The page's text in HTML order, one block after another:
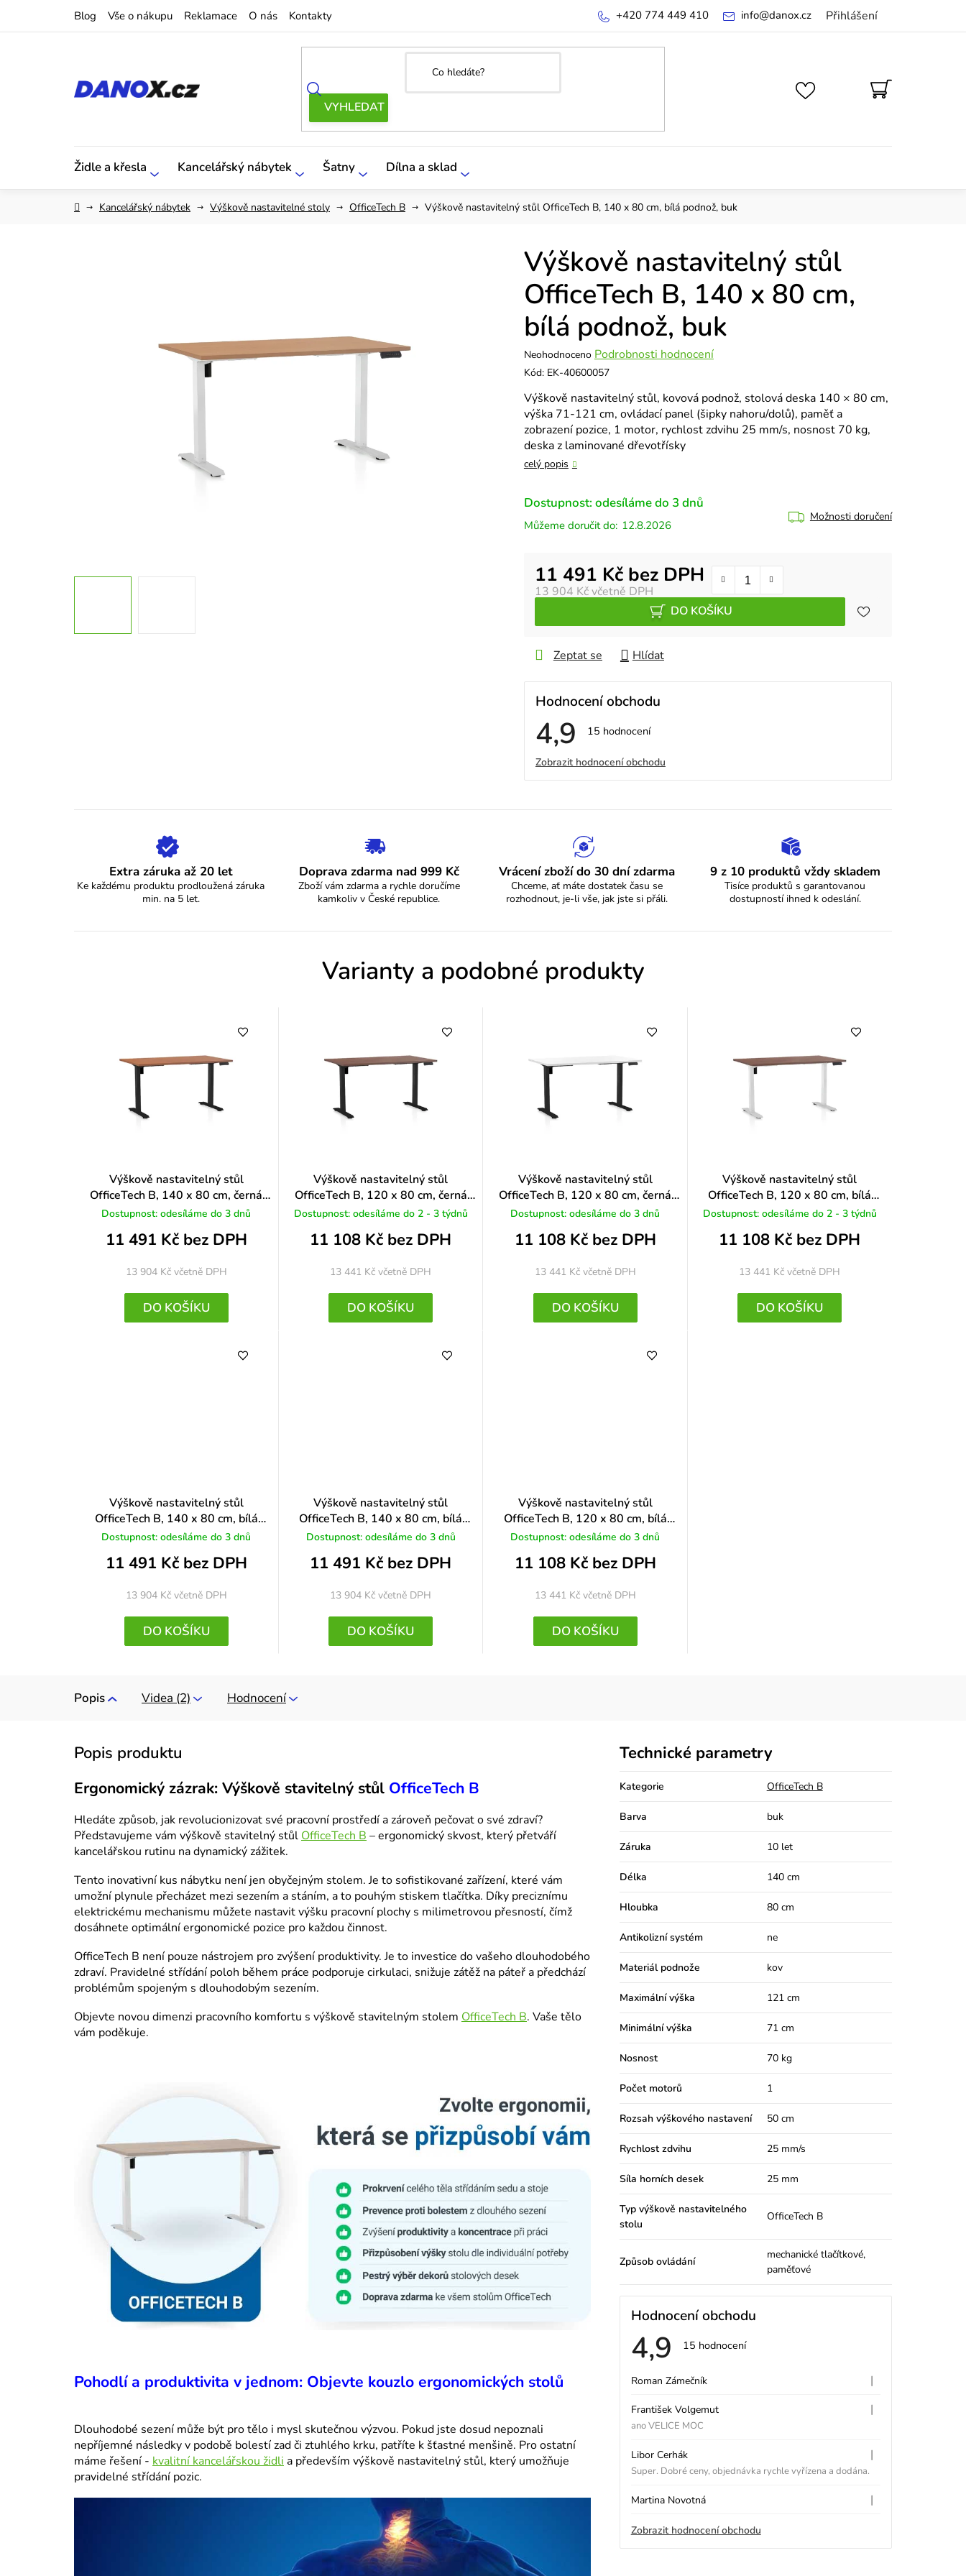
Blog Vše o nákupu Reklamace O nás Kontakty Přihlášení
info@danox.cz
+420 774 449 410
NÁKUPNÍ
KOŠÍK
Židle a křesla Kancelářský nábytek Šatny Dílna a sklad
DomůKancelářský nábytek Výškově nastavitelné stoly OfficeTech B Výškově nastavitelný stůl OfficeTech B, 140 x 80 cm, bílá podnož, buk
Výškově nastavitelný stůl
OfficeTech B, 140 x 80 cm,
bílá podnož, buk
Průměrné
hodnocení
je
0,0
z
5
hvězdiček.
Neohodnoceno Podrobnosti hodnocení
Kód: EK-40600057
Výškově nastavitelný stůl, kovová podnož, stolová deska 140 × 80 cm,
výška 71-121 cm, ovládací panel (šipky nahoru/dolů), paměť a
zobrazení pozice, 1 motor, rychlost zdvihu 25 mm/s, nosnost 70 kg,
deska z laminované dřevotřísky
celý popis
Dostupnost: odesíláme do 3 dnů
12.8.2026
Možnosti doručení
13 904 Kčvčetně DPH
11 491 Kč bez DPH
Měrná cena:
DO KOŠÍKU
Zeptat se Hlídat
Hodnocení obchodu
4,9 Průměrné
obchodu
je
4,9
hvězdiček.
15 hodnocení
V
ý
p
s
h
o
d
n
e
n
Zobrazit hodnocení obchodu
Extra záruka až 20 let
Ke každému produktu prodloužená záruka
min. na 5 let.
Doprava zdarma nad 999 Kč
Zboží vám zdarma a rychle doručíme
kamkoliv v České republice.
Vrácení zboží do 30 dní zdarma
Chceme, ať máte dostatek času se
rozhodnout, je-li vše, jak jste si přáli.
9 z 10 produktů vždy skladem
Tisíce produktů s garantovanou
dostupností ihned k odeslání.
Varianty a podobné produkty
Výškově nastavitelný stůl
OfficeTech B, 140 x 80 cm, černá
podnož, třešeň
Dostupnost: odesíláme do 3 dnů
11 491 Kč bez DPH
13 904 Kč včetně DPH
DO KOŠÍKU
Výškově nastavitelný stůl
OfficeTech B, 120 x 80 cm, černá
podnož, ořech
Dostupnost: odesíláme do 2 - 3 týdnů
11 108 Kč bez DPH
13 441 Kčvčetně DPH
DO KOŠÍKU
Výškově nastavitelný stůl
OfficeTech B, 120 x 80 cm, černá
podnož, bílá
Dostupnost: odesíláme do 3 dnů
11 108 Kč bez DPH
13 441 Kč včetně DPH
DO KOŠÍKU
Výškově nastavitelný stůl
OfficeTech B, 120 x 80 cm, bílá
podnož, ořech
Dostupnost: odesíláme do 2 - 3 týdnů
11 108 Kč bez DPH
13 441 Kčvčetně DPH
DO KOŠÍKU
Výškově nastavitelný stůl
OfficeTech B, 140 x 80 cm, bílá
podnož, dub
Dostupnost: odesíláme do 3 dnů
11 491 Kč bez DPH
13 904 Kč včetně DPH
DO KOŠÍKU
Výškově nastavitelný stůl
OfficeTech B, 140 x 80 cm, bílá
podnož, světle šedá
Dostupnost: odesíláme do 3 dnů
11 491 Kč bez DPH
13 904 Kčvčetně DPH
DO KOŠÍKU
Výškově nastavitelný stůl
OfficeTech B, 120 x 80 cm, bílá
podnož, bílá
Dostupnost: odesíláme do 3 dnů
11 108 Kč bez DPH
13 441 Kč včetně DPH
DO KOŠÍKU
Popis Videa (2) Hodnocení
Ergonomický zázrak: Výškově stavitelný stůl OfficeTech B
Hledáte způsob, jak revolucionizovat své pracovní prostředí a zároveň pečovat o své zdraví?
Představujeme vám výškově stavitelný stůl OfficeTech B – ergonomický skvost, který přetváří
kancelářskou rutinu na dynamický zážitek.
Tento inovativní kus nábytku není jen obyčejným stolem. Je to sofistikované zařízení, které vám
umožní plynule přecházet mezi sezením a stáním, a to pouhým stiskem tlačítka. Díky preciznímu
elektrickému mechanismu můžete nastavit výšku pracovní plochy s milimetrovou přesností, čímž
dosáhnete optimální ergonomické pozice pro každou činnost.
OfficeTech B není pouze nástrojem pro zvýšení produktivity. Je to investice do vašeho dlouhodobého
zdraví. Pravidelné střídání poloh během práce podporuje cirkulaci, snižuje zátěž na páteř a předchází
problémům spojeným s dlouhodobým sezením.
Objevte novou dimenzi pracovního komfortu s výškově stavitelným stolem OfficeTech B. Vaše tělo
vám poděkuje.
Pohodlí a produktivita v jednom: Objevte kouzlo ergonomických stolů
Dlouhodobé sezení může být pro tělo i mysl skutečnou výzvou. Pokud jste dosud nepoznali
nepříjemné následky v podobě bolestí zad či ztuhlého krku, patříte k šťastné menšině. Pro ostatní
máme řešení - kvalitní kancelářskou židli a především výškově nastavitelný stůl, který umožňuje
pravidelné střídání pozic.
Technické parametry
Kategorie OfficeTech B
Barva buk
Záruka 10 let
Délka 140 cm
Hloubka 80 cm
Antikolizní systém ne
Materiál podnože kov
Maximální výška 121 cm
Minimální výška 71 cm
Nosnost 70 kg
Počet motorů 1
Rozsah výškového nastavení 50 cm
Rychlost zdvihu 25 mm/s
Síla horních desek 25 mm
Typ výškově nastavitelného
stolu
OfficeTech B
Způsob ovládání
mechanické tlačítkové,
paměťové
Hodnocení obchodu
4,9 Průměrné
je
z
5
hvězdiček.
15 hodnocení
V
ý
p
i
s
h
o
Roman Zámečník Hodnocení obchodu je 5 z 5
|
František Volgemut Hodnocení obchodu je 5 z 5
|
ano VELICE MOC
Libor Cerhák Hodnocení obchodu je 5 z 5
|
Super. Dobré ceny, objednávka rychle vyřízena a dodána.
Martina Novotná Hodnocení obchodu je 5 z 5
|
Zobrazit hodnocení obchodu